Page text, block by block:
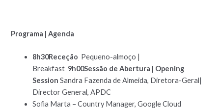
Programa | Agenda
8h30Receção Pequeno-almoço |
Breakfast 9h00Sessão de Abertura | Opening
Session Sandra Fazenda de Almeida, Diretora-Geral|
Director General, APDC
Sofia Marta – Country Manager, Google Cloud